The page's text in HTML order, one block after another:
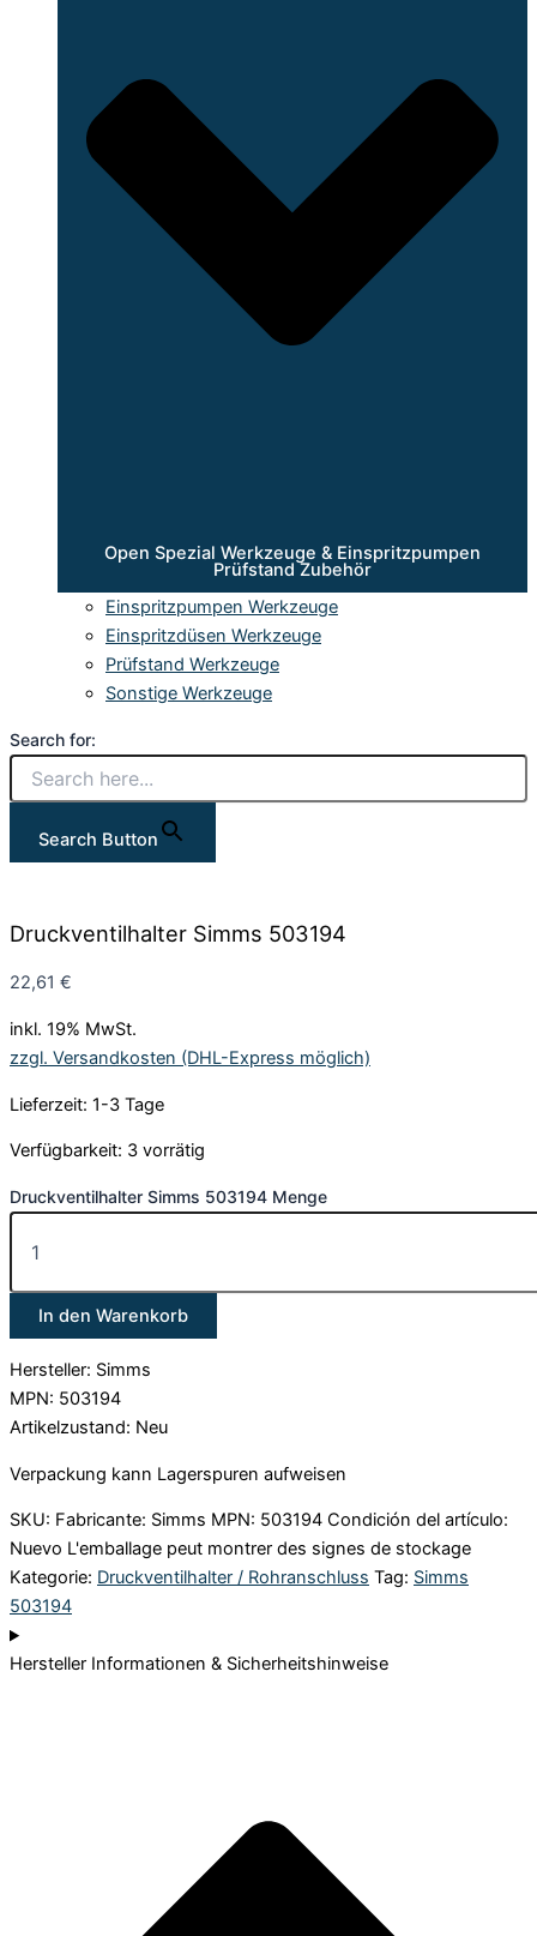
Open Spezial Werkzeuge & Einspritzpumpen
Prüfstand Zubehör
Einspritzpumpen Werkzeuge
Einspritzdüsen Werkzeuge
Prüfstand Werkzeuge
Sonstige Werkzeuge
Search for:
Search Button
Druckventilhalter Simms 503194
22,61 €
inkl. 19% MwSt.
zzgl. Versandkosten (DHL-Express möglich)
Lieferzeit: 1-3 Tage
Verfügbarkeit: 3 vorrätig
Druckventilhalter Simms 503194 Menge
In den Warenkorb
Hersteller: Simms
MPN: 503194
Artikelzustand: Neu
Verpackung kann Lagerspuren aufweisen
SKU: Fabricante: Simms MPN: 503194 Condición del artículo:
Nuevo L'emballage peut montrer des signes de stockage
Kategorie: Druckventilhalter / Rohranschluss Tag: Simms
503194
Hersteller Informationen & Sicherheitshinweise